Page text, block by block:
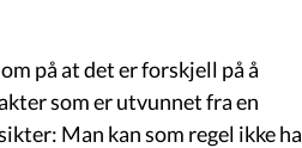
på at det er forskjell på å
som er utvunnet fra en
Man kan som regel ikke ha